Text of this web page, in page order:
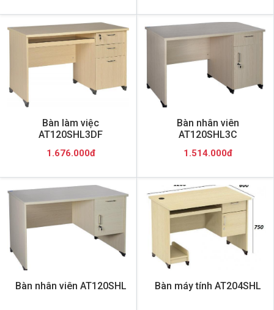
Bàn làm việc
AT120SHL3DF
1.676.000đ
Bàn nhân viên
AT120SHL3C
1.514.000đ
Bàn nhân viên AT120SHL Bàn máy tính AT204SHL